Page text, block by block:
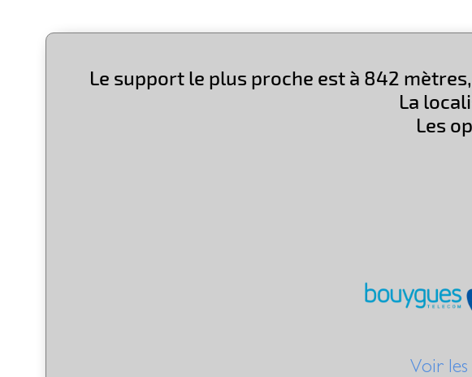
Le support le plus proche est à 842
La
Les
Voir